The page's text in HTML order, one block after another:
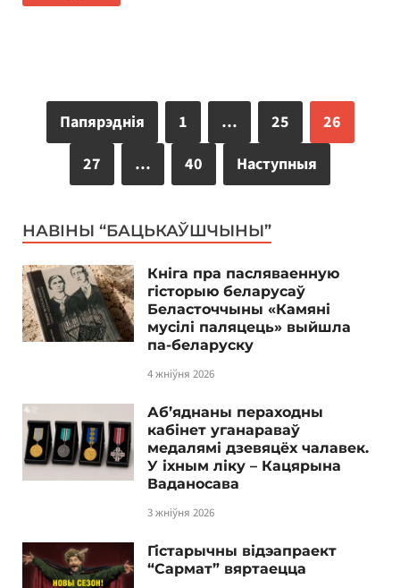
Папярэднія 1 … 25
26
27
… 40 Наступныя
НАВІНЫ “БАЦЬКАЎШЧЫНЫ”
Кніга пра пасляваенную
гісторыю беларусаў
Беласточчыны «Камяні
мусілі паляцець» выйшла
па-беларуску
4 жніўня 2026
Аб’яднаны пераходны
кабінет уганараваў
медалямі дзевяцёх чалавек.
У іхным ліку – Кацярына
Ваданосава
3 жніўня 2026
Гістарычны відэапраект
“Сармат” вяртаецца